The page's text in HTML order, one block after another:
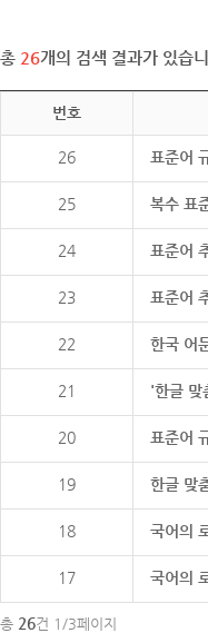
총 26개의 검색 결과가 있습
번호
26 표준어
25 복수 표
24 표준어
23 표준어
22 한국 어
21 '한글 맞
20 표준어
19 한글 맞
18 국어의
17 국어의
총 26건 1/3페이지